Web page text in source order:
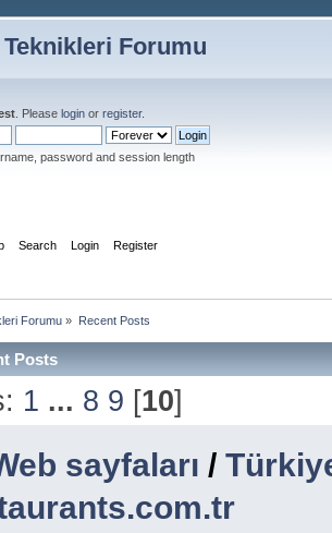
Forumu
. Please login or register.
password and session length
Search Login Register
Forumu » Recent Posts
Posts
1 ... 8 9 [10]
sayfaları /